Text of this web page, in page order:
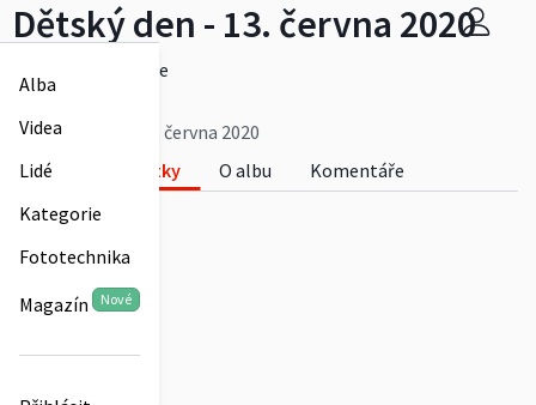
Alba
Videa
Lidé
Kategorie
Fototechnika
Magazín Nové
Dětský den - 13. června 2020
Obec Obědkovice
Dětský den - 13. června 2020
Fotky
O albu
Komentáře
0